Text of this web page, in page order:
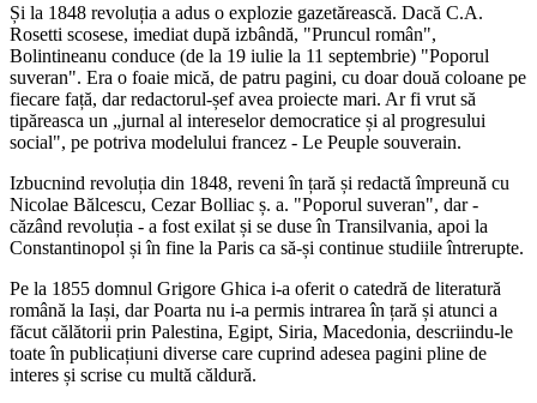
Și la 1848 revoluția a adus o explozie gazetărească. Dacă C.A.
Rosetti scosese, imediat după izbândă, "Pruncul român",
Bolintineanu conduce (de la 19 iulie la 11 septembrie) "Poporul
suveran". Era o foaie mică, de patru pagini, cu doar două coloane pe
fiecare față, dar redactorul-șef avea proiecte mari. Ar fi vrut să
tipăreasca un „jurnal al intereselor democratice și al progresului
social", pe potriva modelului francez - Le Peuple souverain.
Izbucnind revoluția din 1848, reveni în țară și redactă împreună cu
Nicolae Bălcescu, Cezar Bolliac ș. a. "Poporul suveran", dar -
căzând revoluția - a fost exilat și se duse în Transilvania, apoi la
Constantinopol și în fine la Paris ca să-și continue studiile întrerupte.
Pe la 1855 domnul Grigore Ghica i-a oferit o catedră de literatură
română la Iași, dar Poarta nu i-a permis intrarea în țară și atunci a
făcut călătorii prin Palestina, Egipt, Siria, Macedonia, descriindu-le
toate în publicațiuni diverse care cuprind adesea pagini pline de
interes și scrise cu multă căldură.